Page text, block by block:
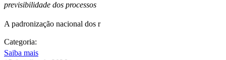
previsibilidade dos processos
A padronização nacional dos r
Categoria:
Saiba mais